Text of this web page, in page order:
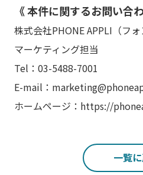
《 本件に関するお問い合
株式会社PHONE APPLI（フォ
マーケティング担当
Tel：03-5488-7001
E-mail：
ホームページ：https://
一覧